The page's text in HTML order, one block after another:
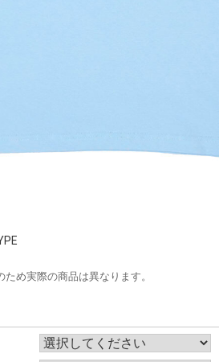
め実際の商品は異なります。